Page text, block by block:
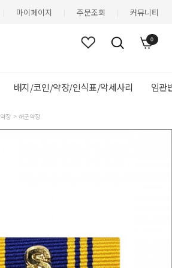
마이페이지 주문조회 커뮤니티
0
배지/코인/약장/인식표/악세사리 임관
약장 해군약장